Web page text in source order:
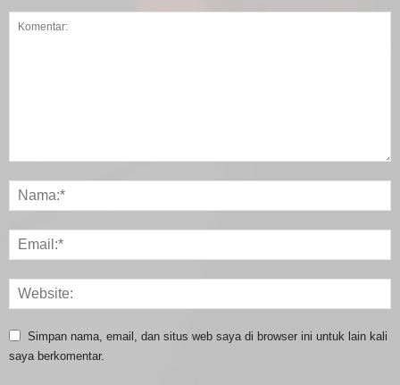
Simpan nama, email, dan situs web saya di browser ini untuk lain kali
saya berkomentar.